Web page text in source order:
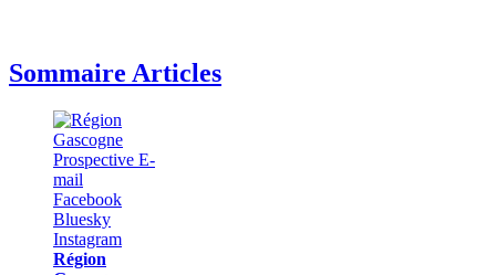
Sommaire Articles
Région